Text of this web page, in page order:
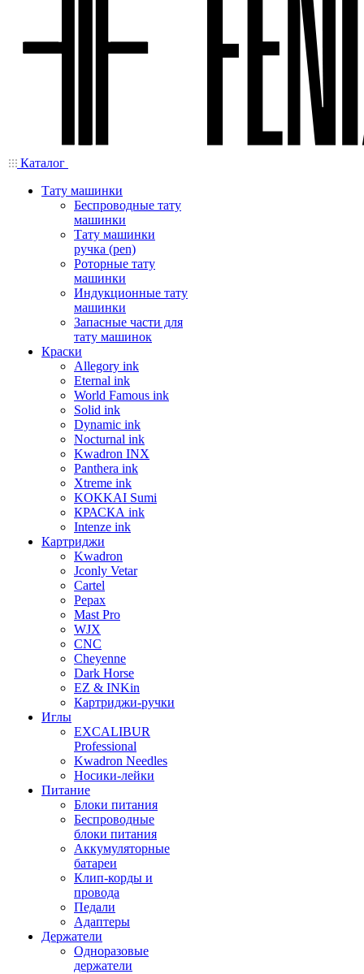
Каталог
Тату машинки
Беспроводные тату
машинки
Тату машинки
ручка (pen)
Роторные тату
машинки
Индукционные тату
машинки
Запасные части для
тату машинок
Краски
Allegory ink
Eternal ink
World Famous ink
Solid ink
Dynamic ink
Nocturnal ink
Kwadron INX
Panthera ink
Xtreme ink
KOKKAI Sumi
КРАСКА ink
Intenze ink
Картриджи
Kwadron
Jconly Vetar
Cartel
Pepax
Mast Pro
WJX
CNC
Cheyenne
Dark Horse
EZ & INKin
Картриджи-ручки
Иглы
EXCALIBUR
Professional
Kwadron Needles
Носики-лейки
Питание
Блоки питания
Беспроводные
блоки питания
Аккумуляторные
батареи
Клип-корды и
провода
Педали
Адаптеры
Держатели
Одноразовые
держатели